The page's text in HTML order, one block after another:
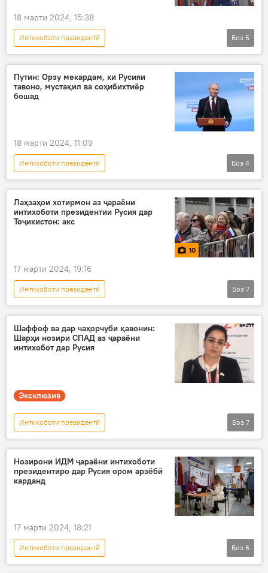
18 марти 2024, 15:38
Интихоботи президентӣ
Интихоботи президенти Русия
Дар Русия
Владимир Путин
ИДМ
нозирони интихобот
Боз 5
Путин: Орзу мекардам, ки Русияи
тавоно, мустақил ва соҳибихтиёр
бошад
18 марти 2024, 11:09
Интихоботи президентӣ
Интихоботи президенти Русия
Дар Русия
Владимир Путин
Сиёсат
Боз 4
Лаҳзаҳои хотирмон аз ҷараёни
интихоботи президентии Русия дар
Тоҷикистон: акс
10
17 марти 2024, 19:16
Интихоботи президентӣ
Интихоботи президенти Русия
Акс
Душанбе
раъйдиҳӣ
интихобот
сафорат
Русия
Боз 7
Шаффоф ва дар чаҳорчуби қавонин:
Шарҳи нозири СПАД аз ҷараёни
интихобот дар Русия
Эксклюзив
Интихоботи президентӣ
Интихоботи президенти Русия
Дар Тоҷикистон
раъйдиҳӣ
интихобот
нозир шаффоф
Боз 7
Нозирони ИДМ ҷараёни интихоботи
президентиро дар Русия ором арзёбӣ
карданд
17 марти 2024, 18:21
Интихоботи президентӣ
Интихоботи президенти Русия
Русия
Боз 6